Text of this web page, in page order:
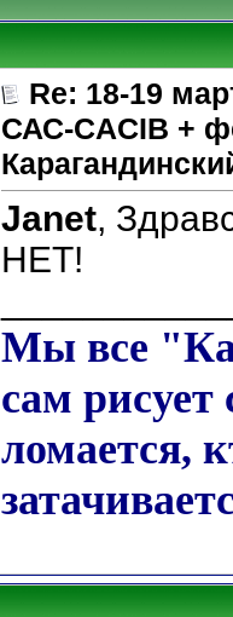
Re: 18-19
САС-CACIB +
Janet,
НЕТ!
Мы все
сам рисует
ломается,